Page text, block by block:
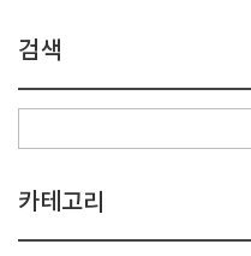
검색
카테고리